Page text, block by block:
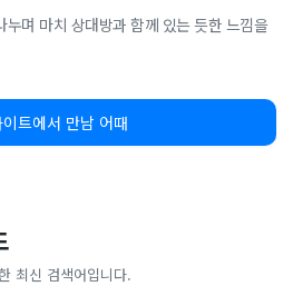
며 마치 상대방과 함께 있는 듯한 느낌을
트에서 만남 어때
최신 검색어입니다.